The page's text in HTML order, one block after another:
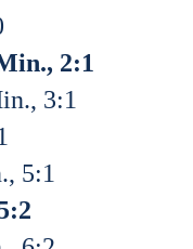
2:1
3:1
5:1